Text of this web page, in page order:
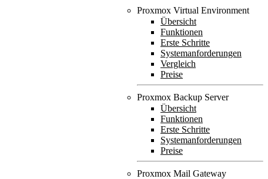
Proxmox Virtual Environment
Übersicht
Funktionen
Erste Schritte
Systemanforderungen
Vergleich
Preise
Proxmox Backup Server
Übersicht
Funktionen
Erste Schritte
Systemanforderungen
Preise
Proxmox Mail Gateway